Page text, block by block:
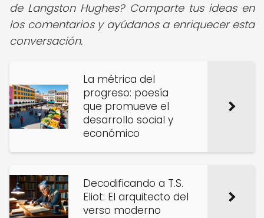
de Langston Hughes? Comparte tus ideas en
los comentarios y ayúdanos a enriquecer esta
conversación.
La métrica del
progreso: poesía
que promueve el
desarrollo social y
económico
Decodificando a T.S.
Eliot: El arquitecto del
verso moderno